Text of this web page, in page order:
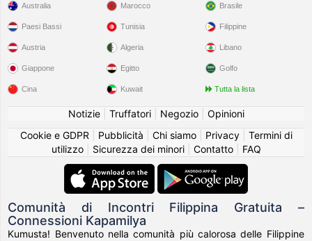
Australia
Paesi Bassi
Austria
Giappone
Cina
Marocco
Tunisia
Algeria
Egitto
Kuwait
Brasile
Filippine
Libano
Golfo
Tutta la lista
Notizie| Truffatori| Negozio| Opinioni
Cookie e GDPR
Pubblicità Chi siamo| Privacy| Termini di
utilizzo| Sicurezza dei minori| Contatto| FAQ
Comunità di Incontri Filippina Gratuita –
Connessioni Kapamilya
Kumusta! Benvenuto nella comunità più calorosa delle Filippine